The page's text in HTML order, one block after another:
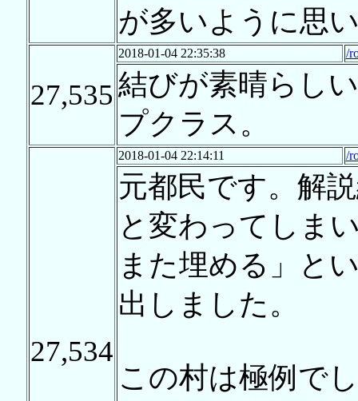
が多いように思
27,535
2018-01-04 22:35:38 /
結びが素晴らし
プクラス。
27,534
2018-01-04 22:14:11 /
元都民です。解
と変わってしま
また埋める」と
出しました。
この村は極例で